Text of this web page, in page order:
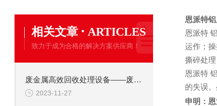
相关文章 · ARTICLES
致力于成为合格的解决方案供应商！
废金属高效回收处理设备——废钢边角料锤式撕碎机
2023-11-27
恩派特
恩派特
运作；
撕碎处
恩派特
的失误
申明：